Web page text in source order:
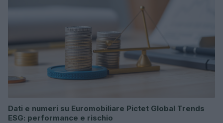
Dati e numeri su Euromobiliare Pictet Global Trends
ESG: performance e rischio